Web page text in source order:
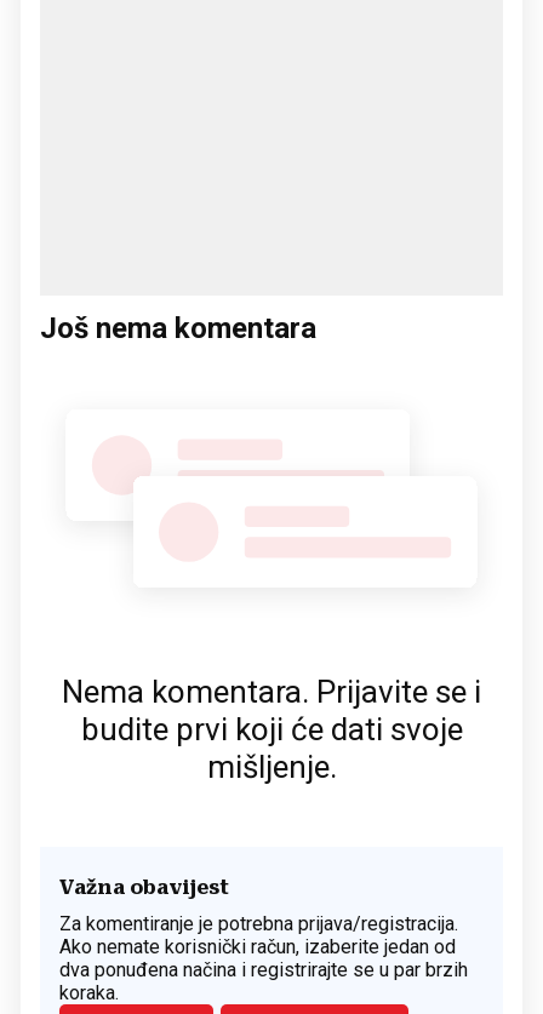
Još nema komentara
Nema komentara. Prijavite se i
budite prvi koji će dati svoje
mišljenje.
Važna obavijest
Za komentiranje je potrebna prijava/registracija.
Ako nemate korisnički račun, izaberite jedan od
dva ponuđena načina i registrirajte se u par brzih
koraka.